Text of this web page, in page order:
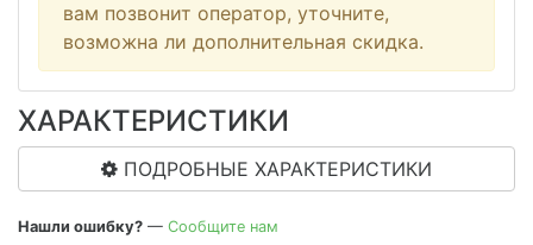
вам позвонит оператор, уточните,
возможна ли дополнительная скидка.
ХАРАКТЕРИСТИКИ
ПОДРОБНЫЕ ХАРАКТЕРИСТИКИ
Нашли ошибку? — Сообщите нам